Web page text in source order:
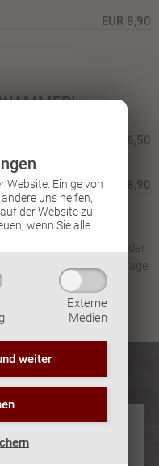
Website. Einige von
uns helfen,
der Website zu
wenn Sie alle
Externe
Medien
weiter
EUR 8,90
EUR 16,50
EUR 18,90
Speisen, die Allergien oder
erhalten Sie auf Nachfrage
Innen.
Linkziel öffnet in neuem